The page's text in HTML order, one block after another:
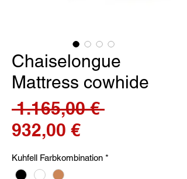
Chaiselongue
Mattress cowhide
1.165,00 €
932,00 €Sale-
Preis
Kuhfell Farbkombination *